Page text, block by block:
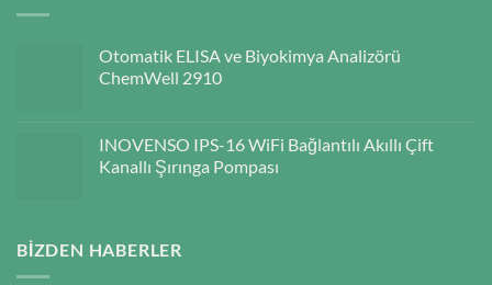
Otomatik ELISA ve Biyokimya Analizörü
ChemWell 2910
INOVENSO IPS-16 WiFi Bağlantılı Akıllı Çift
Kanallı Şırınga Pompası
BIZDEN HABERLER